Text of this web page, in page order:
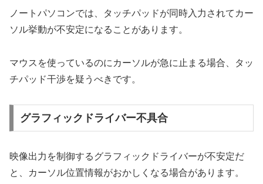
ノートパソコンでは、タッチパッドが同時入力されてカー
ソル挙動が不安定になることがあります。
マウスを使っているのにカーソルが急に止まる場合、タッ
チパッド干渉を疑うべきです。
グラフィックドライバー不具合
映像出力を制御するグラフィックドライバーが不安定だ
と、カーソル位置情報がおかしくなる場合があります。